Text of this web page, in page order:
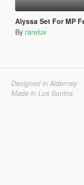
Alyssa Set For MP
By rareluv
Designed in Alderney
Made in Los Santos